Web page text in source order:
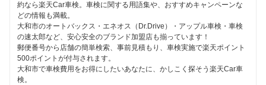
横須賀市
閉じる
閉じる
約なら楽天Car車検。車検に関する用語集や、おすすめキャンペーンな
どの情報も満載。
大和市のオートバックス・エネオス（Dr.Drive）・アップル車検・車検
の速太郎など、安心安全のブランド加盟店も揃っています！
郵便番号から店舗の簡単検索、事前見積もり、車検実施で楽天ポイント
500ポイントが付与されます。
大和市で車検費用をお得にしたいあなたに、かしこく探そう楽天Car車
検。